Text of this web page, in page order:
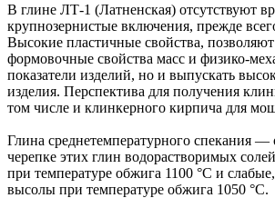
В глине ЛТ-1 (Латненская) отсутствуют
крупнозернистые включения, прежде
Высокие пластичные свойства,
формовочные свойства масс и физико-
показатели изделий, но и выпускать
изделия. Перспектива для получения
том числе и клинкерного кирпича для
Глина среднетемпературного спекания —
черепке этих глин водорастворимых
при температуре обжига 1100 °С и
высолы при температуре обжига 1050 °С.